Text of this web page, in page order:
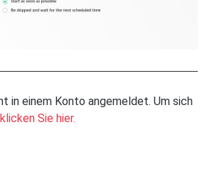
in einem Konto angemeldet. Um sich
klicken Sie hier.